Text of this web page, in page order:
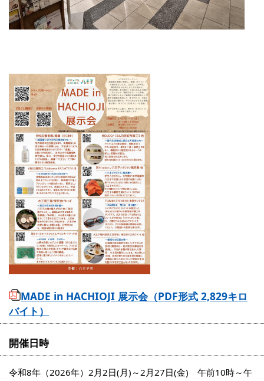
MADE in HACHIOJI 展示会（PDF形式 2,829キロ
バイト）
開催日時
令和8年（2026年）2月2日(月)～2月27日(金) 午前10時～午